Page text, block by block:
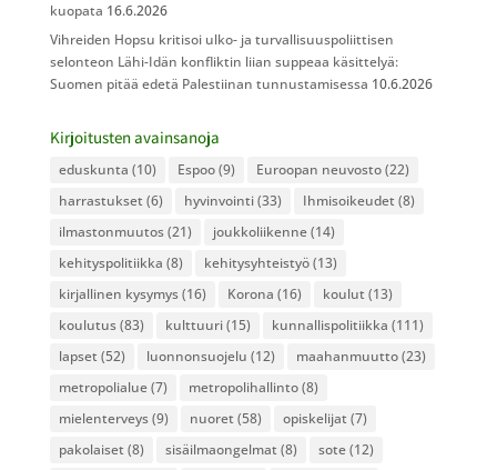
kuopata 16.6.2026
Vihreiden Hopsu kritisoi ulko- ja turvallisuuspoliittisen
selonteon Lähi-Idän konfliktin liian suppeaa käsittelyä:
Suomen pitää edetä Palestiinan tunnustamisessa 10.6.2026
Kirjoitusten avainsanoja
eduskunta (10) Espoo(9) Euroopan neuvosto(22)
harrastukset (6) hyvinvointi(33) Ihmisoikeudet (8)
ilmastonmuutos(21) joukkoliikenne(14)
kehityspolitiikka (8) kehitysyhteistyö(13)
kirjallinen kysymys(16) Korona (16) koulut (13)
koulutus(83) kulttuuri(15) kunnallispolitiikka (111)
lapset (52) luonnonsuojelu (12) maahanmuutto(23)
metropolialue(7) metropolihallinto(8)
mielenterveys(9) nuoret (58) opiskelijat (7)
pakolaiset (8) sisäilmaongelmat (8) sote(12)